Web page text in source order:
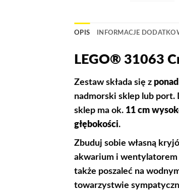
OPIS INFORMACJE
LEGO® 31063
Zestaw składa się z
nadmorski sklep lub port.
sklep ma ok. 11 cm
głębokości.
Zbuduj sobie własną
akwarium i wentylatorem
także poszaleć na
towarzystwie